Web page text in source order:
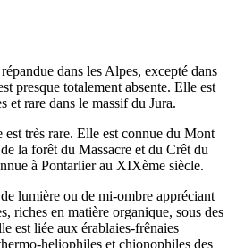
dans les Alpes, excepté dans
presque totalement absente. Elle est
et rare dans le massif du Jura.
est très rare. Elle est connue du Mont
la forêt du Massacre et du Crêt du
à Pontarlier au XIXème siècle.
lumière ou de mi-ombre appréciant
riches en matière organique, sous des
est liée aux érablaies-frênaies
heliophiles et chionophiles des